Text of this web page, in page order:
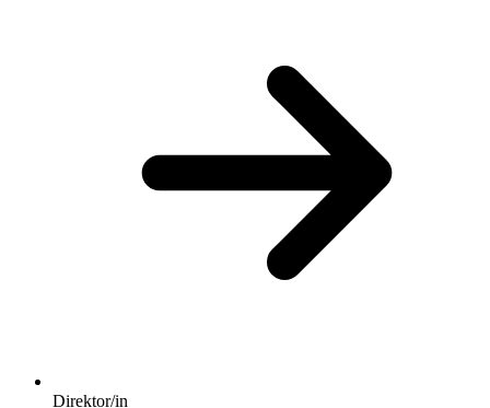
Direktor/in